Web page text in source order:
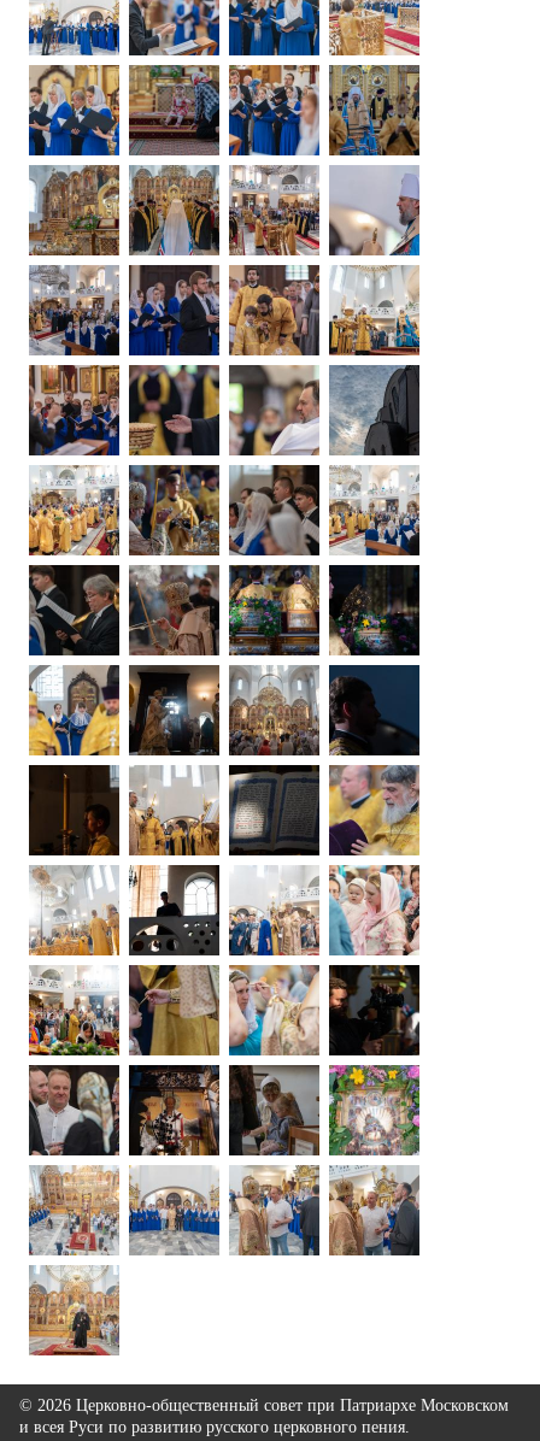
© 2026 Церковно-общественный совет при Патриархе Московском
и всея Руси по развитию русского церковного пения.